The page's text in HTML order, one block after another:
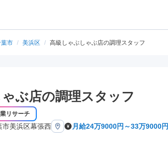
市 / 美浜区 / 高級しゃぶしゃぶ店の調理スタッフ
ぶ店の調理スタッフ
リサーチ
美浜区幕張西 月給24万9000円～33万9000円